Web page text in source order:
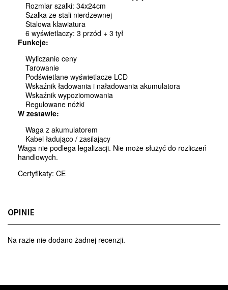
Rozmiar szalki: 34x24cm
Szalka ze stali nierdzewnej
Stalowa klawiatura
6 wyświetlaczy: 3 przód + 3 tył
Funkcje:
Wyliczanie ceny
Tarowanie
Podświetlane wyświetlacze LCD
Wskaźnik ładowania i naładowania akumulatora
Wskaźnik wypoziomowania
Regulowane nóżki
W zestawie:
Waga z akumulatorem
Kabel ładująco / zasilający
Waga nie podlega legalizacji. Nie może służyć do rozliczeń
handlowych.
Certyfikaty: CE
OPINIE
Na razie nie dodano żadnej recenzji.